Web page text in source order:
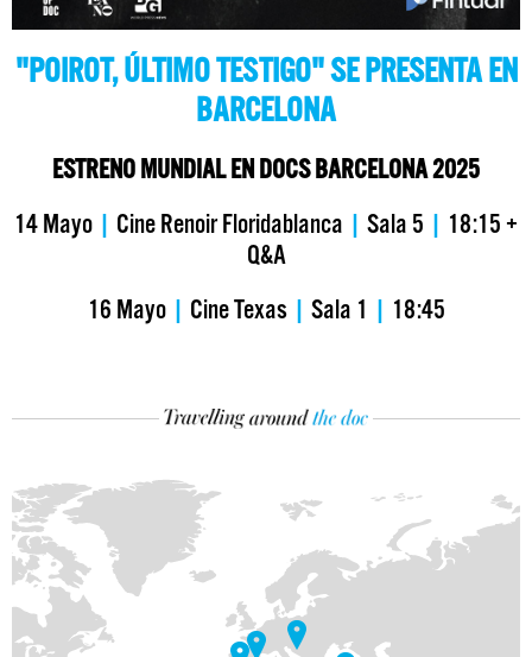
"POIROT, ÚLTIMO TESTIGO" SE PRESENTA EN
BARCELONA
ESTRENO MUNDIAL EN DOCS BARCELONA 2025
14 Mayo | Cine Renoir Floridablanca | Sala 5 | 18:15 +
Q&A
16 Mayo| Cine Texas| Sala 1 | 18:45